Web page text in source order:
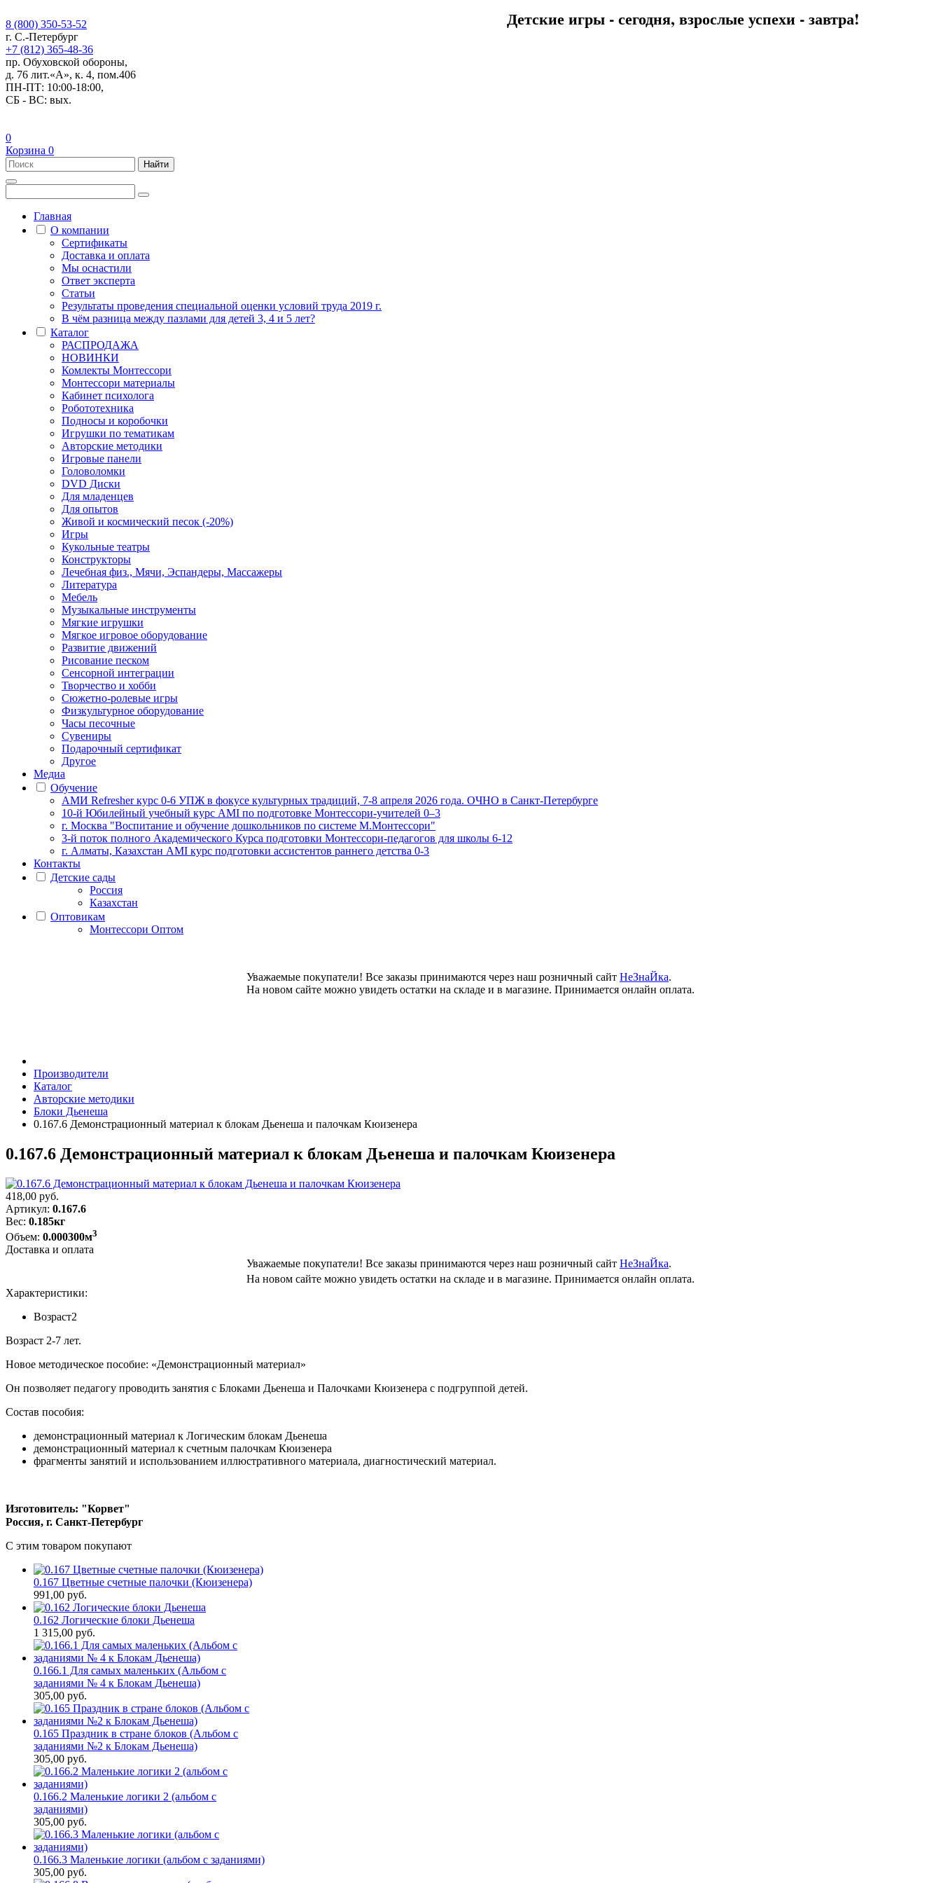
8 (800) 350-53-52
г. С.-Петербург
+7 (812) 365-48-36
пр. Обуховской обороны,
д. 76 лит.«А», к. 4, пом.406
ПН-ПТ: 10:00-18:00,
СБ - ВС: вых.
Детские игры - сегодня, взрослые успехи - завтра!
0
Корзина 0
Найти
Главная
О компании
Сертификаты
Доставка и оплата
Мы оснастили
Ответ эксперта
Статьи
Результаты проведения специальной оценки условий труда 2019 г.
В чём разница между пазлами для детей 3, 4 и 5 лет?
Каталог
РАСПРОДАЖА
НОВИНКИ
Комлекты Монтессори
Монтессори материалы
Кабинет психолога
Робототехника
Подносы и коробочки
Игрушки по тематикам
Авторские методики
Игровые панели
Головоломки
DVD Диски
Для младенцев
Для опытов
Живой и космический песок (-20%)
Игры
Кукольные театры
Конструкторы
Лечебная физ., Мячи, Эспандеры, Массажеры
Литература
Мебель
Музыкальные инструменты
Мягкие игрушки
Мягкое игровое оборудование
Развитие движений
Рисование песком
Сенсорной интеграции
Творчество и хобби
Сюжетно-ролевые игры
Физкультурное оборудование
Часы песочные
Сувениры
Подарочный сертификат
Другое
Медиа
Обучение
АМИ Refresher курс 0-6 УПЖ в фокусе культурных традиций, 7-8 апреля 2026 года. ОЧНО в Санкт-Петербурге
10-й Юбилейный учебный курс AMI по подготовке Монтессори-учителей 0–3
г. Москва "Воспитание и обучение дошкольников по системе М.Монтессори"
3-й поток полного Академического Курса подготовки Монтессори-педагогов для школы 6-12
г. Алматы, Казахстан AMI курс подготовки ассистентов раннего детства 0-3
Контакты
Детские сады
Россия
Казахстан
Оптовикам
Монтессори Оптом
Уважаемые покупатели! Все заказы принимаются через наш розничный сайт НеЗнаЙка.
На новом сайте можно увидеть остатки на складе и в магазине. Принимается онлайн оплата.
Производители
Каталог
Авторские методики
Блоки Дьенеша
0.167.6 Демонстрационный материал к блокам Дьенеша и палочкам Кюизенера
0.167.6 Демонстрационный материал к блокам Дьенеша и палочкам Кюизенера
418,00 руб.
Артикул: 0.167.6
Вес: 0.185кг
Объем: 0.000300м3
Доставка и оплата
Уважаемые покупатели! Все заказы принимаются через наш розничный сайт НеЗнаЙка.
На новом сайте можно увидеть остатки на складе и в магазине. Принимается онлайн оплата.
Характеристики:
Возраст2
Возраст 2-7 лет.
Новое методическое пособие: «Демонстрационный материал»
Он позволяет педагогу проводить занятия с Блоками Дьенеша и Палочками Кюизенера с подгруппой детей.
Состав пособия:
демонстрационный материал к Логическим блокам Дьенеша
демонстрационный материал к счетным палочкам Кюизенера
фрагменты занятий и использованием иллюстративного материала, диагностический материал.
Изготовитель: "Корвет"
Россия, г. Санкт-Петербург
C этим товаром покупают
0.167 Цветные счетные палочки (Кюизенера)
991,00 руб.
0.162 Логические блоки Дьенеша
1 315,00 руб.
0.166.1 Для самых маленьких (Альбом с
заданиями № 4 к Блокам Дьенеша)
305,00 руб.
0.165 Праздник в стране блоков (Альбом с
заданиями №2 к Блокам Дьенеша)
305,00 руб.
0.166.2 Маленькие логики 2 (альбом с
заданиями)
305,00 руб.
0.166.3 Маленькие логики (альбом с заданиями)
305,00 руб.